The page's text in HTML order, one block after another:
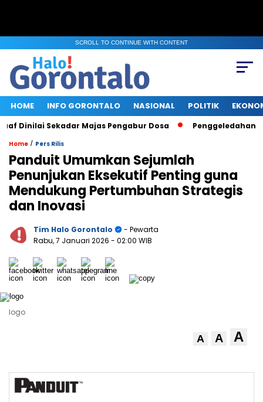
SCROLL TO CONTINUE WITH CONTENT
HOME INFO GORONTALO NASIONAL POLITIK
Sekadar Majas Pengabur Dosa Penggeledahan KPK
Home / Pers Rilis
Panduit Umumkan Sejumlah
Penunjukan Eksekutif Penting guna
Mendukung Pertumbuhan Strategis
dan Inovasi
Tim Halo Gorontalo
- Pewarta
Rabu, 7 Januari 2026 - 02:00 WIB
logo
A A A